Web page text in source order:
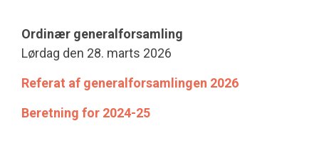
Ordinær generalforsamling
Lørdag den 28. marts 2026
Referat af generalforsamlingen 2026
Beretning for 2024-25